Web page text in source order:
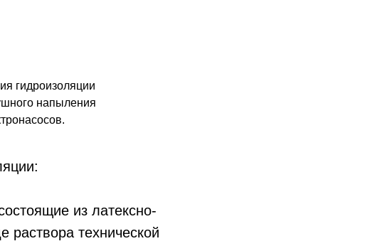
гидроизоляции
напыления
из латексно-
раствора технической